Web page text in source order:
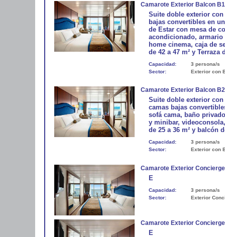
Camarote Exterior Balcon B1
Suite doble exterior
bajas convertibles en
de Estar con mesa de
acondicionado,
home cinema, caja de
de 42 a 47 m² y Terraza
Capacidad:
3 persona/s
Sector:
Exterior con
Camarote Exterior Balcon B2
Suite doble exterior
camas bajas
sofá cama, baño
y minibar,
de 25 a 36 m² y balcón
Capacidad:
3 persona/s
Sector:
Exterior con
Camarote Exterior
E
Capacidad:
3 persona/s
Sector:
Exterior
Camarote Exterior
E